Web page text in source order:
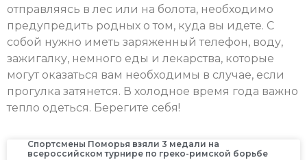
отправляясь в лес или на болота, необходимо
предупредить родных о том, куда вы идете. С
собой нужно иметь заряженный телефон, воду,
зажигалку, немного еды и лекарства, которые
могут оказаться вам необходимы в случае, если
прогулка затянется. В холодное время года важно
тепло одеться. Берегите себя!
Спортсмены Поморья взяли 3 медали на
всероссийском турнире по греко-римской борьбе